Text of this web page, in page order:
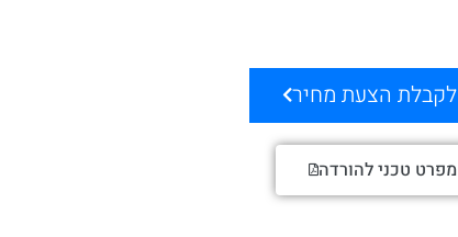
לקבלת הצעת מחיר
מפרט טכני להורדה